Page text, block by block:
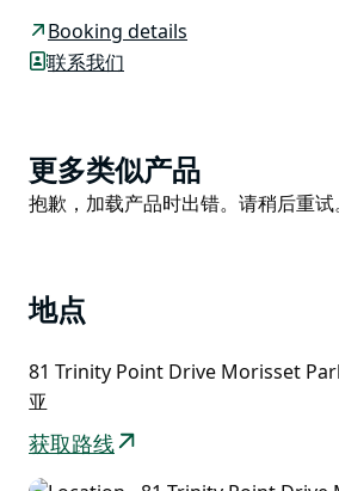
您可以从麦夸里湖的某个避风港湾出
可以在像旺吉旺吉湾或基拉本湾这样
这里有许多带泊位的海湾，鱼儿跃出
水如丝般柔滑，是游泳的理想之地。
带上食物、饮料和一些衣物，登上我
我们可以为您安排船长，带您前往
进行一日游。船长负责驾驶，您只需
无需船舶驾驶执照。
Booking details
联系我们
Product
List
更多类似产品
Product
抱歉，加载产品时出错。请稍后重试。
地点
81 Trinity Point Drive Morisset
亚
获取路线